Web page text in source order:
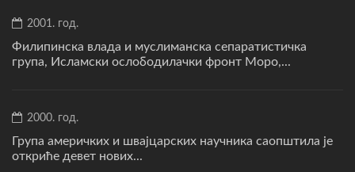
2001. год.
Филипинска влада и муслиманска сепаратистичка
група, Исламски ослободилачки фронт Моро,...
2000. год.
Група америчких и швајцарских научника саопштила је
откриће девет нових...